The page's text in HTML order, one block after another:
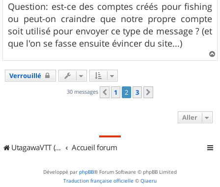
Question: est-ce des comptes créés pour fishing
ou peut-on craindre que notre propre compte
soit utilisé pour envoyer ce type de message ? (et
que l'on se fasse ensuite évincer du site...)
a
Verrouillé
30 messages Précédent
1 2 3
Aller
UtagawaVTT (Randos VTT et VTTAE avec traces GPS) Accueil forum
Développé par phpBB® Forum Software © phpBB Limited
Traduction française officielle © Qiaeru